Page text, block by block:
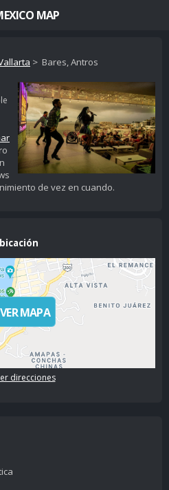
> Bares, Antros
de vez en cuando.
VER MAPA
direcciones
MAP